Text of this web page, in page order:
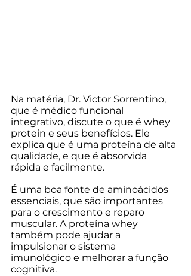
Na matéria, Dr. Victor Sorrentino,
que é médico funcional
integrativo, discute o que é whey
protein e seus benefícios. Ele
explica que é uma proteína de alta
qualidade, e que é absorvida
rápida e facilmente.
É uma boa fonte de aminoácidos
essenciais, que são importantes
para o crescimento e reparo
muscular. A proteína whey
também pode ajudar a
impulsionar o sistema
imunológico e melhorar a função
cognitiva.